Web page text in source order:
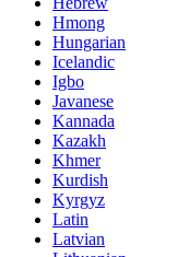
Hmong
Hungarian
Icelandic
Igbo
Javanese
Kannada
Kazakh
Khmer
Kurdish
Kyrgyz
Latin
Latvian